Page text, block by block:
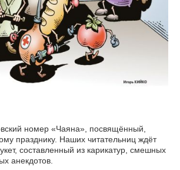
номер «Чаяна», посвящённый,
читательниц ждёт
составленный из карикатур, смешных
анекдотов.